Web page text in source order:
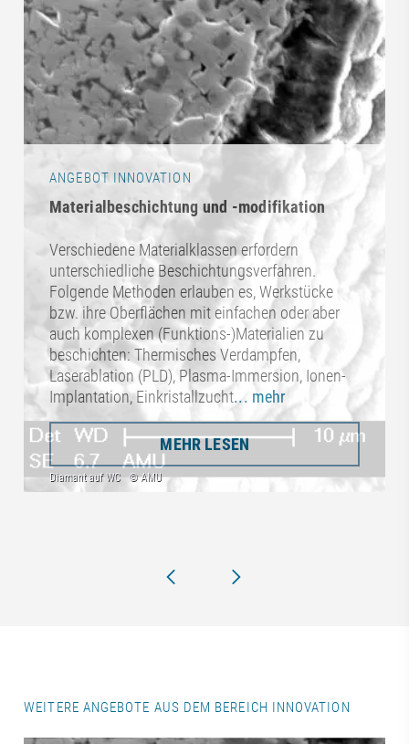
ANGEBOT INNOVATION
Materialbeschichtung und -modifikation
Verschiedene Materialklassen erfordern
unterschiedliche Beschichtungsverfahren.
Folgende Methoden erlauben es, Werkstücke
bzw. ihre Oberflächen mit einfachen oder aber
auch komplexen (Funktions-)Materialien zu
beschichten: Thermisches Verdampfen,
Laserablation (PLD), Plasma-Immersion, Ionen-
Implantation, Einkristallzucht... mehr
MEHR LESEN
WEITERE ANGEBOTE AUS DEM BEREICH INNOVATION